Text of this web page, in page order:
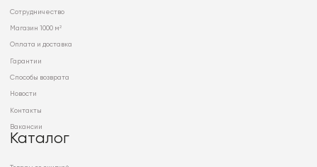
Сотрудничество
Магазин 1000 м²
Оплата и доставка
Гарантии
Способы возврата
Новости
Контакты
Вакансии
Каталог